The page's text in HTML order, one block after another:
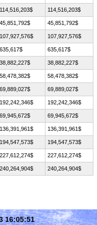
114,516,203$ 114,516,203$
45,851,792$ 45,851,792$
107,927,576$ 107,927,576$
635,617$ 635,617$
38,882,227$ 38,882,227$
58,478,382$ 58,478,382$
69,889,027$ 69,889,027$
192,242,346$ 192,242,346$
69,945,672$ 69,945,672$
136,391,961$ 136,391,961$
194,547,573$ 194,547,573$
227,612,274$ 227,612,274$
240,264,904$ 240,264,904$
16:05:51